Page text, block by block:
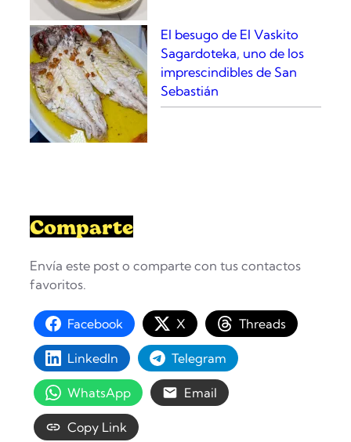
El besugo de El Vaskito
Sagardoteka, uno de los
imprescindibles de San
Sebastián
Comparte
Envía este post o comparte con tus contactos
favoritos.
Facebook X Threads
LinkedIn Telegram
WhatsApp Email
Copy Link